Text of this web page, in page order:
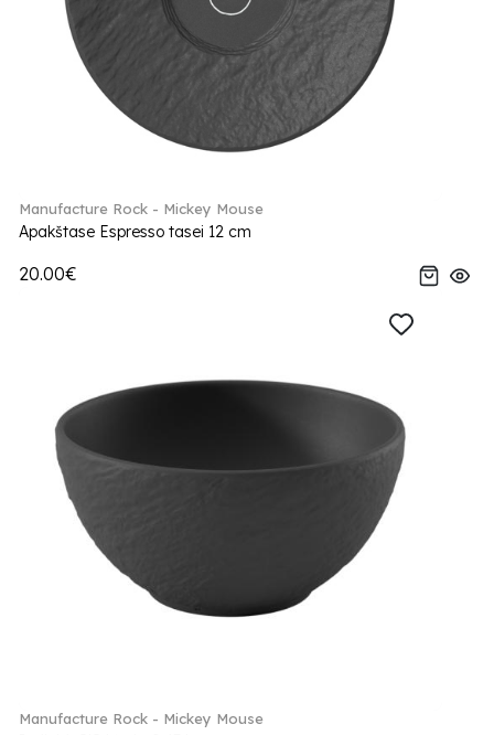
Manufacture Rock - Mickey Mouse
Apakštase Espresso tasei 12 cm
20.00€
Manufacture Rock - Mickey Mouse